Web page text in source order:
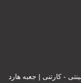
- کارتنی | جعبه هارد